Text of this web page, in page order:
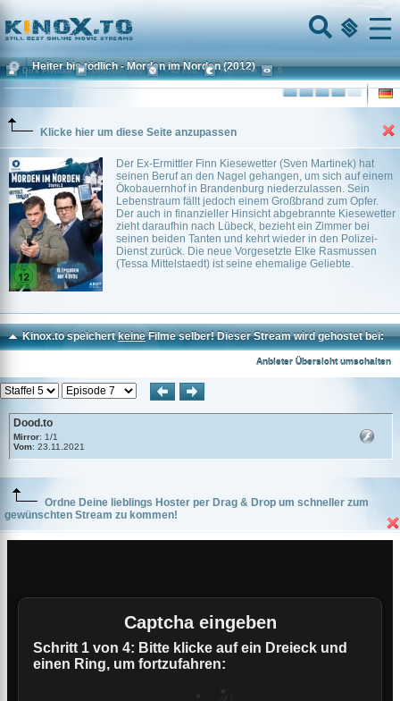
Home
Menu
Heiter bis tödlich - Morden im Norden (2012)
Klicke hier um diese Seite anzupassen
Der Ex-Ermittler Finn Kiesewetter (Sven Martinek) hat
seinen Beruf an den Nagel gehangen, um sich auf einem
Ökobauernhof in Brandenburg niederzulassen. Sein
Lebenstraum fällt jedoch einem Großbrand zum Opfer.
Der auch in finanzieller Hinsicht abgebrannte Kiesewetter
zieht daraufhin nach Lübeck, bezieht ein Zimmer bei
seinen beiden Tanten und kehrt wieder in den Polizei-
Dienst zurück. Die neue Vorgesetzte Elke Rasmussen
(Tessa Mittelstaedt) ist seine ehemalige Geliebte.
Dirk Pientka Deutschland ~ 45 min. Komödie 0
Kinox.to speichertkeineFilme selber! Dieser Stream wird gehostet bei:
Anbieter Übersicht umschalten
Dood.to
Mirror: 1/1
Vom: 23.11.2021
Ordne Deine lieblings Hoster per Drag & Drop um schneller zum
gewünschten Stream zu kommen!